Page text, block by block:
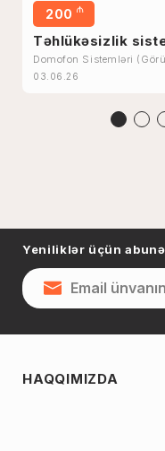
200 ₼
Təhlükəsizlik
Domofon Sistemləri
03.06.26
Yeniliklər üçün
HAQQIMIZDA